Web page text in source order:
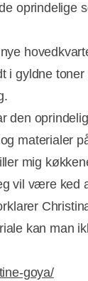
oprindelige
i gyldne toner
den
materialer
mig
vil være ked
kan man
goya/